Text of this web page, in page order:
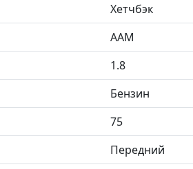
Хетчбэк
AAM
1.8
Бензин
75
Передний